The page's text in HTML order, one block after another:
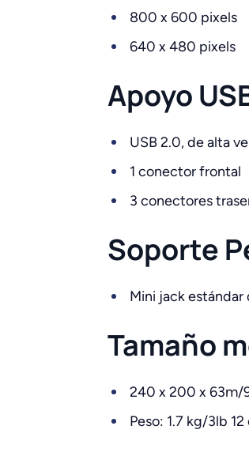
800 x 600 pixels
640 x 480 pixels
Apoyo
USB 2.0, de alta
1 conector frontal
3 conectores
Soporte
Mini jack
Tamaño
240 x 200 x 63m/
Peso: 1.7 kg/3lb 12